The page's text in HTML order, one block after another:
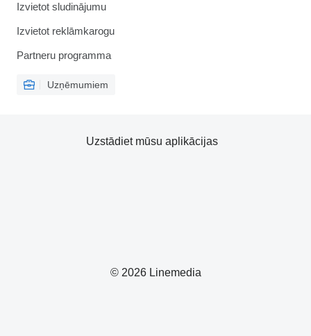
Izvietot sludinājumu
Izvietot reklāmkarogu
Partneru programma
Uzņēmumiem
© 2026 Linemedia
Uzstādiet mūsu aplikācijas